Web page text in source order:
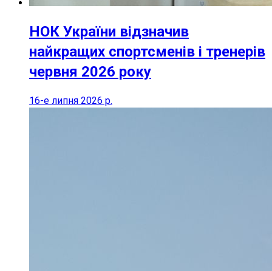
НОК України відзначив
найкращих спортсменів і тренерів
червня 2026 року
16-е липня 2026 р.